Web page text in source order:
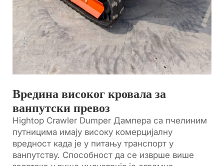
Вредина високог кровала за
ванпутски превоз
Hightop Crawler Dumper Дампера са пчелиним
путницима имају високу комерцијалну
вредност када је у питању транспорт у
ванпутству. Способност да се изврше више